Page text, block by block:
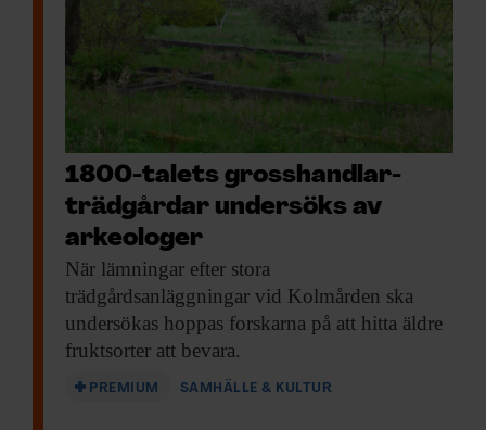
1800-talets gross­handlar­
trädgårdar undersöks av
arkeologer
När lämningar efter stora
trädgårdsanläggningar vid Kolmården ska
undersökas hoppas forskarna på att hitta äldre
fruktsorter att bevara.
PREMIUM SAMHÄLLE & KULTUR